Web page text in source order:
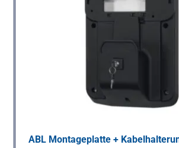
ABL Montageplatte +